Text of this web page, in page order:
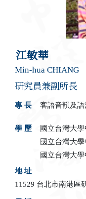
江敏華
Min-hua CHIANG
研究員兼副所長
專 長 客語音韻及
學 歷
國立台灣大
國立台灣大
國立台灣大
地 址
11529 台北市南港區